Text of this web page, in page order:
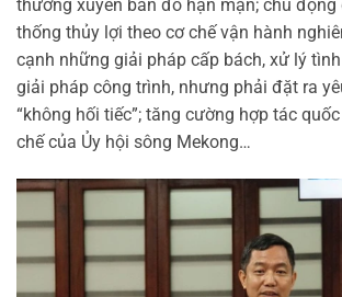
thường xuyên bản đồ hạn mặn; chủ động
thống thủy lợi theo cơ chế vận hành
cạnh những giải pháp cấp bách, xử lý
giải pháp công trình, nhưng phải đặt ra
“không hối tiếc”; tăng cường hợp tác
chế của Ủy hội sông Mekong…